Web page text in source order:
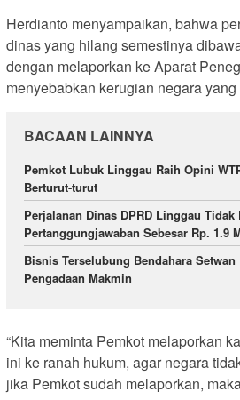
Herdianto menyampaikan, bahwa
dinas yang hilang semestinya
dengan melaporkan ke Aparat
menyebabkan kerugian negara
BACAAN LAINNYA
Pemkot Lubuk Linggau Raih Opini
Berturut-turut
Perjalanan Dinas DPRD Linggau
Pertanggungjawaban Sebesar Rp. 1.9
Bisnis Terselubung Bendahara
Pengadaan Makmin
“Kita meminta Pemkot melaporkan
ini ke ranah hukum, agar negara
jika Pemkot sudah melaporkan,